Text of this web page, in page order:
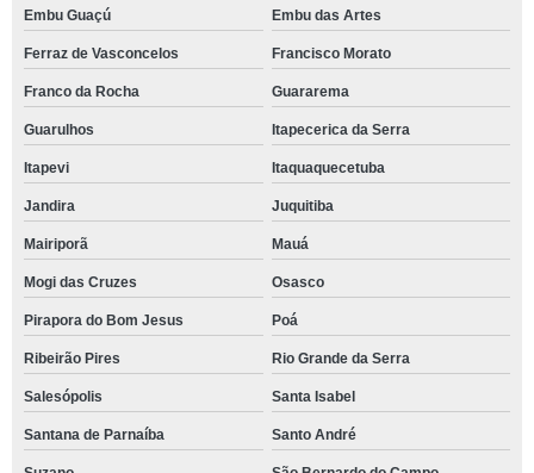
Embu Guaçú Embu das Artes
Ferraz de Vasconcelos Francisco Morato
Franco da Rocha Guararema
Guarulhos Itapecerica da Serra
Itapevi Itaquaquecetuba
Jandira Juquitiba
Mairiporã Mauá
Mogi das Cruzes Osasco
Pirapora do Bom Jesus Poá
Ribeirão Pires Rio Grande da Serra
Salesópolis Santa Isabel
Santana de Parnaíba Santo André